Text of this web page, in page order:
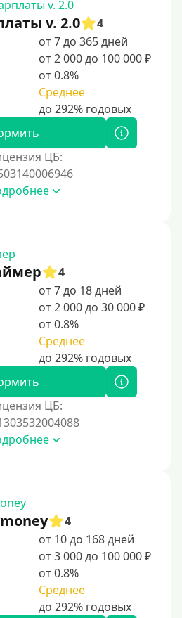
v. 2.0
4
от 7 до 365 дней
от 2 000 до 100 000 ₽
от 0.8%
Среднее
ЦБ:
4
от 7 до 18 дней
от 2 000 до 30 000 ₽
от 0.8%
Среднее
ЦБ:
4
от 10 до 168 дней
от 3 000 до 100 000 ₽
от 0.8%
Среднее